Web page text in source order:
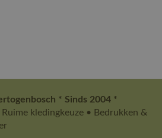
* Sinds 2004 *
kledingkeuze • Bedrukken &